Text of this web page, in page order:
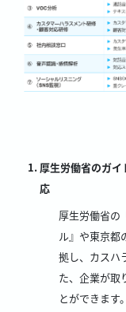
厚生労働省のガ
応
厚生労働省の
ル』や東京都
拠し、カスハ
た、企業が取
とができます。